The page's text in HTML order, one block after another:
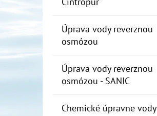
Úprava vody reverznou
osmózou
Úprava vody reverznou
osmózou - SANIC
Chemické úpravne vody